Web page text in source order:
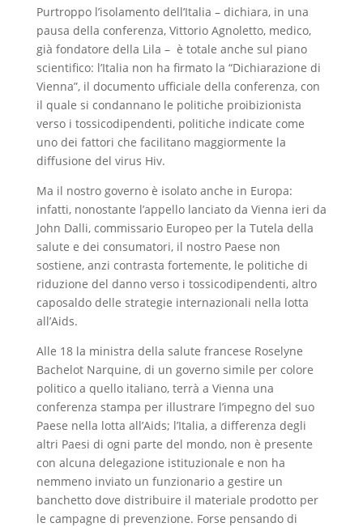
Purtroppo l’isolamento dell’Italia – dichiara, in una
pausa della conferenza, Vittorio Agnoletto, medico,
già fondatore della Lila – è totale anche sul piano
scientifico: l’Italia non ha firmato la “Dichiarazione di
Vienna”, il documento ufficiale della conferenza, con
il quale si condannano le politiche proibizionista
verso i tossicodipendenti, politiche indicate come
uno dei fattori che facilitano maggiormente la
diffusione del virus Hiv.
Ma il nostro governo è isolato anche in Europa:
infatti, nonostante l’appello lanciato da Vienna ieri da
John Dalli, commissario Europeo per la Tutela della
salute e dei consumatori, il nostro Paese non
sostiene, anzi contrasta fortemente, le politiche di
riduzione del danno verso i tossicodipendenti, altro
caposaldo delle strategie internazionali nella lotta
all’Aids.
Alle 18 la ministra della salute francese Roselyne
Bachelot Narquine, di un governo simile per colore
politico a quello italiano, terrà a Vienna una
conferenza stampa per illustrare l’impegno del suo
Paese nella lotta all’Aids; l’Italia, a differenza degli
altri Paesi di ogni parte del mondo, non è presente
con alcuna delegazione istituzionale e non ha
nemmeno inviato un funzionario a gestire un
banchetto dove distribuire il materiale prodotto per
le campagne di prevenzione. Forse pensando di